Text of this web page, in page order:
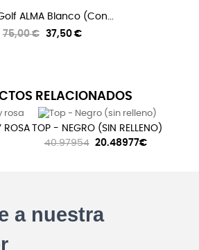
ALMA Blanco (con...
Precio
75,00 € Precio
37,50 €
RELACIONADOS
ROSA TOP - NEGRO (SIN RELLENO)
40.97954
20.48977€
a nuestra